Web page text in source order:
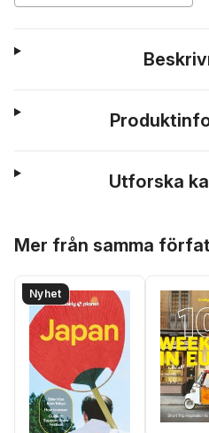
Utforska
Mer från samma
Nyhet